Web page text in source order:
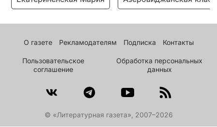
О газете Рекламодателям Подписка Контакты
Пользовательское
соглашение
Обработка персональных
данных
© «Литературная газета», 2007–2026